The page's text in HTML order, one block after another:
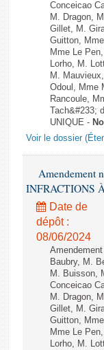
Conceicao
M. Dragon,
Gillet, M.
Guitton,
Mme Le
Lorho, M.
M.
Odoul, Mme
Rancoule,
UNIQUE -
Voir le dossier
Amendement
INFRACTIONS
Date de
dépôt :
08/06/2024
Baubry, M.
M. Buisson,
Conceicao
M. Dragon,
Gillet, M.
Guitton,
Mme Le
Lorho, M.